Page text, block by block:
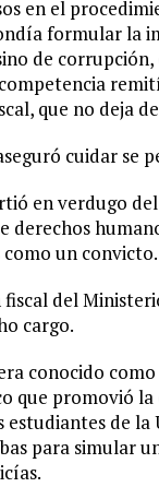
en el
formular la
de
que no deja
cuidar­ se
en verdugo
derechos
como un convicto.
fiscal del
cargo.
conocido
que promovió la
estudiantes de
para simular